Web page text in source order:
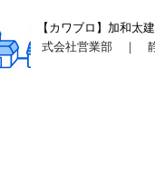
【カワブロ】加和太
式会社営業部 ｜ 静